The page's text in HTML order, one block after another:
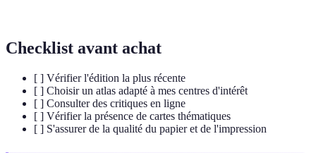
Checklist avant achat
[ ] Vérifier l'édition la plus récente
[ ] Choisir un atlas adapté à mes centres d'intérêt
[ ] Consulter des critiques en ligne
[ ] Vérifier la présence de cartes thématiques
[ ] S'assurer de la qualité du papier et de l'impression